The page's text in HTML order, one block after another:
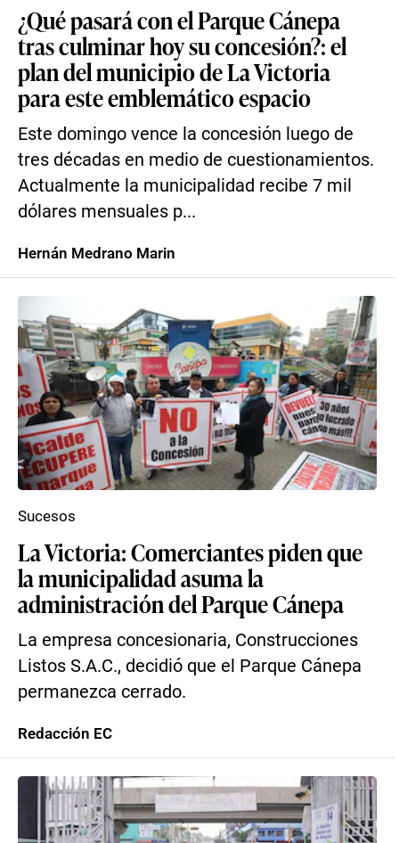
¿Qué pasará con el Parque Cánepa
tras culminar hoy su concesión?: el
plan del municipio de La Victoria
para este emblemático espacio
Este domingo vence la concesión luego de
tres décadas en medio de cuestionamientos.
Actualmente la municipalidad recibe 7 mil
dólares mensuales p...
Hernán Medrano Marin
La Victoria: Comerciantes piden que
la municipalidad asuma la
administración del Parque Cánepa
La empresa concesionaria, Construcciones
Listos S.A.C., decidió que el Parque Cánepa
permanezca cerrado.
Sucesos
Redacción EC